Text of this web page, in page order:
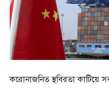
করোনাজনিত স্থবিরতা কাটিয়ে